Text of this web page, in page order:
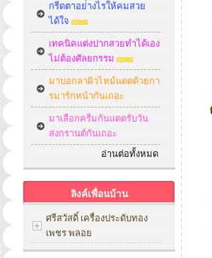
กรีดตาอย่่างไรให้คมสวย
ได้ใจ
เทคนิคแต่งปากสวยทำได้เอง
ไม่ต้องศัลยกรรม
มาบอกลาผิวไหม้แดดด้วยกา
รมาร์กหน้ากันเถอะ
มาเลือกครีมกันแดดรับวัน
สงกรานต์กันเถอะ
อ่านต่อทั้งหมด
ลิงค์เพื่อนบ้าน
ศรีสวัสดิ์ เครื่องประดับทอง
เพชร พลอย